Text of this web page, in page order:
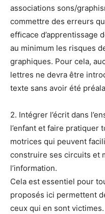
associations sons/
commettre des erreurs
efﬁcace d’apprentissage
au minimum les risques
graphiques. Pour cela,
lettres ne devra être
texte sans avoir été
2. Intégrer l’écrit dans
l’enfant et faire pratiquer
motrices qui peuvent
construire ses circuits et
l’information.
Cela est essentiel pour
proposés ici permettent
ceux qui en sont